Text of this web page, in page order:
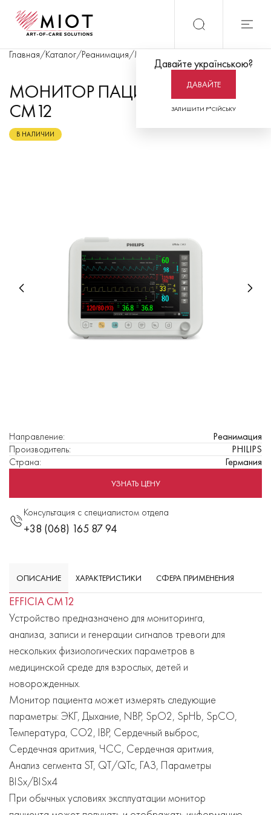
Давайте українською?
ДАВАЙТЕ
ЗАЛИШИТИ Р*СІЙСЬКУ
Главная/Каталог/Реанимация/Мониторинг пациента
МОНИТОР ПАЦИЕНТА EFFICIA
CM12
В НАЛИЧИИ
УЗНАТЬ ЦЕНУ
Консультация с специалистом отдела
+38 (068) 165 87 94
Направление:
Реанимация
Производитель:
PHILIPS
Страна: Германия
ОПИСАНИЕ ХАРАКТЕРИСТИКИ СФЕРА ПРИМЕНЕНИЯ
EFFICIA CM12
Устройство предназначено для мониторинга,
анализа, записи и генерации сигналов тревоги для
нескольких физиологических параметров в
медицинской среде для взрослых, детей и
новорожденных.
Монитор пациента может измерять следующие
параметры: ЭКГ, Дыхание, NBP, SpO2, SpHb, SpCO,
Температура, CO2, IBP, Сердечный выброс,
Сердечная аритмия, ЧСС, Сердечная аритмия,
Анализ сегмента ST, QT/QTc, ГАЗ, Параметры
BISx/BISx4
При обычных условиях эксплуатации монитор